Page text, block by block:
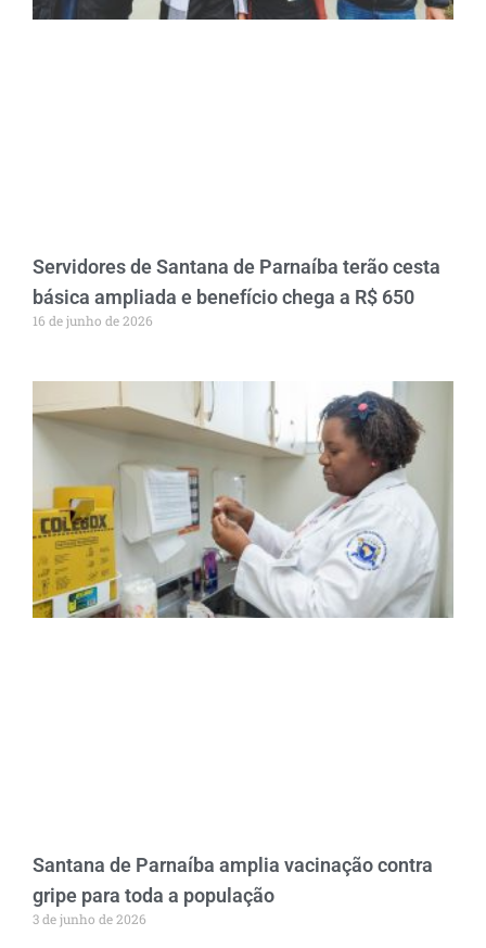
Servidores de Santana de Parnaíba terão cesta
básica ampliada e benefício chega a R$ 650
16 de junho de 2026
Santana de Parnaíba amplia vacinação contra
gripe para toda a população
3 de junho de 2026